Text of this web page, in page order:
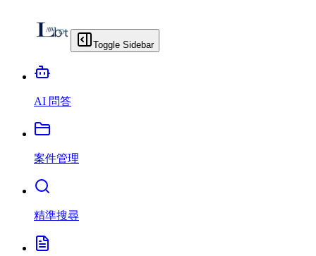
Toggle Sidebar
AI 問答
案件管理
精準搜尋